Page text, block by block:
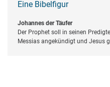
Eine Bibelfigur
Johannes der Täufer
Der Prophet soll in seinen
Messias angekündigt und Jesus